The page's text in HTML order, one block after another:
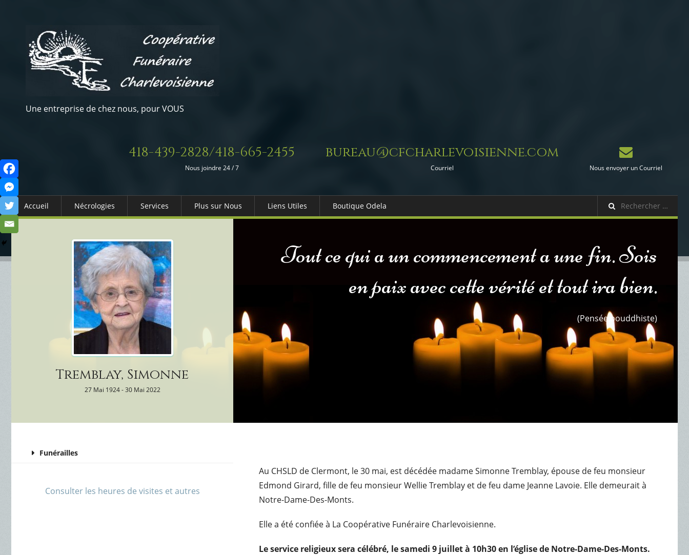
Une entreprise de chez nous, pour VOUS
418-439-2828/418-665-2455
Nous joindre 24 / 7
bureau@cfcharlevoisienne.com
Courriel Nous envoyer un Courriel
Accueil Nécrologies Services
Columbarium
Services Funéraires
Plus sur Nous Liens Utiles
Services Gouv. et Autres
Boutique Odela
Tremblay, Simonne
27 Mai 1924 - 30 Mai 2022
Tout ce qui a un commencement a une fin. Sois
en paix avec cette vérité et tout ira bien.
(Pensée bouddhiste)
Funérailles
Consulter les heures de visites et autres
Au CHSLD de Clermont, le 30 mai, est décédée madame Simonne Tremblay, épouse de feu monsieur
Edmond Girard, fille de feu monsieur Wellie Tremblay et de feu dame Jeanne Lavoie. Elle demeurait à
Notre-Dame-Des-Monts.
Elle a été confiée à La Coopérative Funéraire Charlevoisienne.
Le service religieux sera célébré, le samedi 9 juillet à 10h30 en l’église de Notre-Dame-Des-Monts.